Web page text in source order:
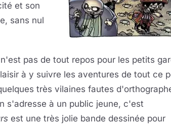
et son
sans nul
pas de tout repos pour les petits
à y suivre les aventures de tout ce
très vilaines fautes
s'adresse à un public jeune, c'est
est une très jolie bande dessinée pour